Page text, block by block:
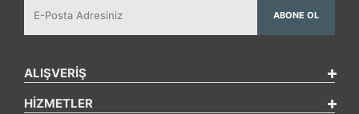
ABONE OL
ALIŞVERİŞ
HİZMETLER